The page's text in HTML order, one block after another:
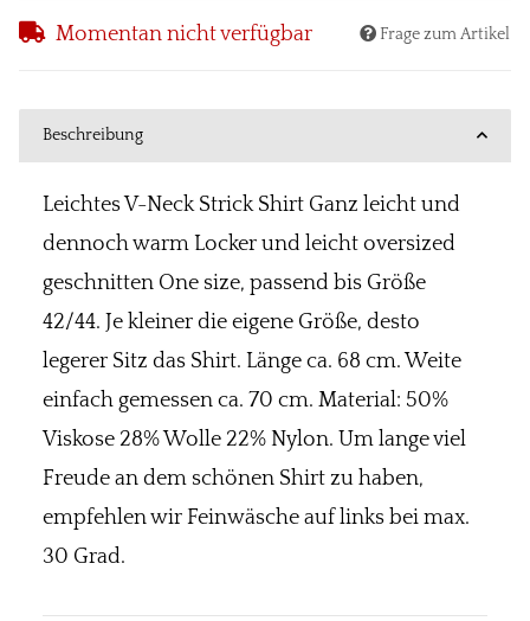
Momentan nicht verfügbar Frage zum Artikel
Beschreibung
Leichtes V-Neck Strick Shirt Ganz leicht und
dennoch warm Locker und leicht oversized
geschnitten One size, passend bis Größe
42/44. Je kleiner die eigene Größe, desto
legerer Sitz das Shirt. Länge ca. 68 cm. Weite
einfach gemessen ca. 70 cm. Material: 50%
Viskose 28% Wolle 22% Nylon. Um lange viel
Freude an dem schönen Shirt zu haben,
empfehlen wir Feinwäsche auf links bei max.
30 Grad.